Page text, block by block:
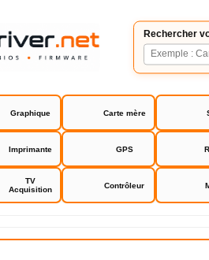
Rechercher
Graphique Carte mère
Imprimante GPS
TV
Acquisition
Contrôleur
Fujifilm FinePix Real 3D